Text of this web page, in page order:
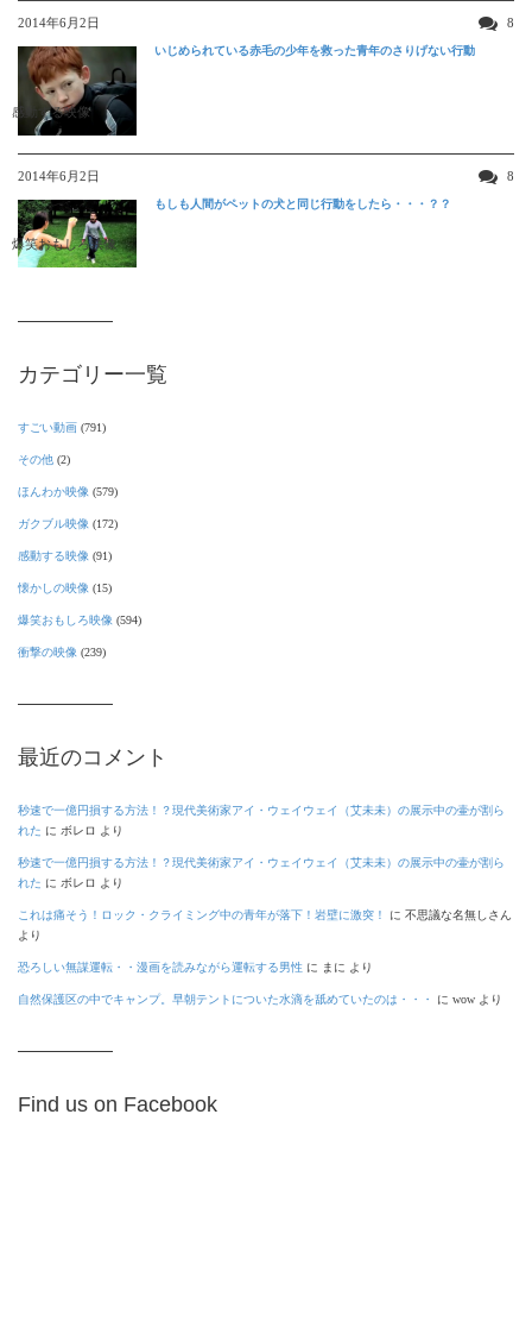
2014年6月2日 8
感動する映像
いじめられている赤毛の少年を救った青年のさりげない行動
2014年6月2日 8
爆笑おもしろ映像
もしも人間がペットの犬と同じ行動をしたら・・・？？
カテゴリー一覧
すごい動画 (791)
その他 (2)
ほんわか映像 (579)
ガクブル映像 (172)
感動する映像 (91)
懐かしの映像 (15)
爆笑おもしろ映像 (594)
衝撃の映像 (239)
最近のコメント
秒速で一億円損する方法！？現代美術家アイ・ウェイウェイ（艾未未）の展示中の壷が割ら
れた に ボレロ より
秒速で一億円損する方法！？現代美術家アイ・ウェイウェイ（艾未未）の展示中の壷が割ら
れた に ボレロ より
これは痛そう！ロック・クライミング中の青年が落下！岩壁に激突！ に 不思議な名無しさん
より
恐ろしい無謀運転・・漫画を読みながら運転する男性 に まに より
自然保護区の中でキャンプ。早朝テントについた水滴を舐めていたのは・・・ に wow より
Find us on Facebook